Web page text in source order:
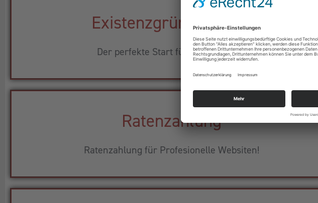
Existenzgründerpaket
Der perfekte Start für Ihr Business!
Ratenzahlung
Ratenzahlung für Profesionelle Websiten!